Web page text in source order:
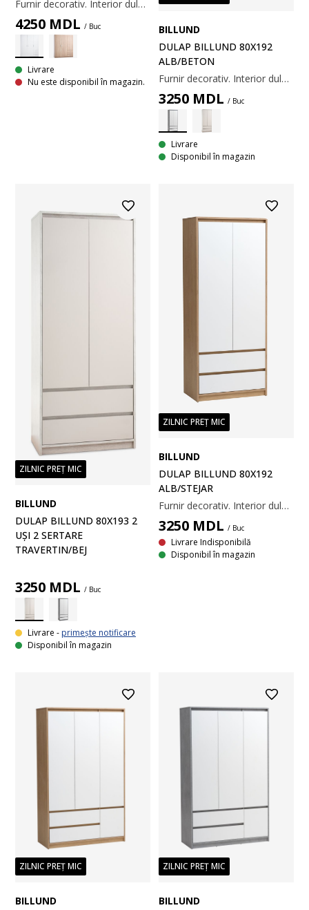
Furnir decorativ. Interior dulap: 3 rafturi și 1 bară pentru umerașe. 145x176x50 cm
4250 MDL / Buc
Livrare
Nu este disponibil în magazin.
BILLUND
DULAP BILLUND 80X192
ALB/BETON
Furnir decorativ. Interior dulap: 1 bară pentru umerașe. 80x192x50 cm
3250 MDL / Buc
Livrare
Disponibil în magazin
ZILNIC PREȚ MIC
BILLUND
DULAP BILLUND 80X193 2
UȘI 2 SERTARE
TRAVERTIN/BEJ
3250 MDL / Buc
Livrare - primește notificare
Disponibil în magazin
ZILNIC PREȚ MIC
BILLUND
DULAP BILLUND 80X192
ALB/STEJAR
Furnir decorativ. Interior dulap: 1 bară pentru umerașe. 80x192x51 cm
3250 MDL / Buc
Livrare Indisponibilă
Disponibil în magazin
ZILNIC PREȚ MIC
BILLUND
ZILNIC PREȚ MIC
BILLUND